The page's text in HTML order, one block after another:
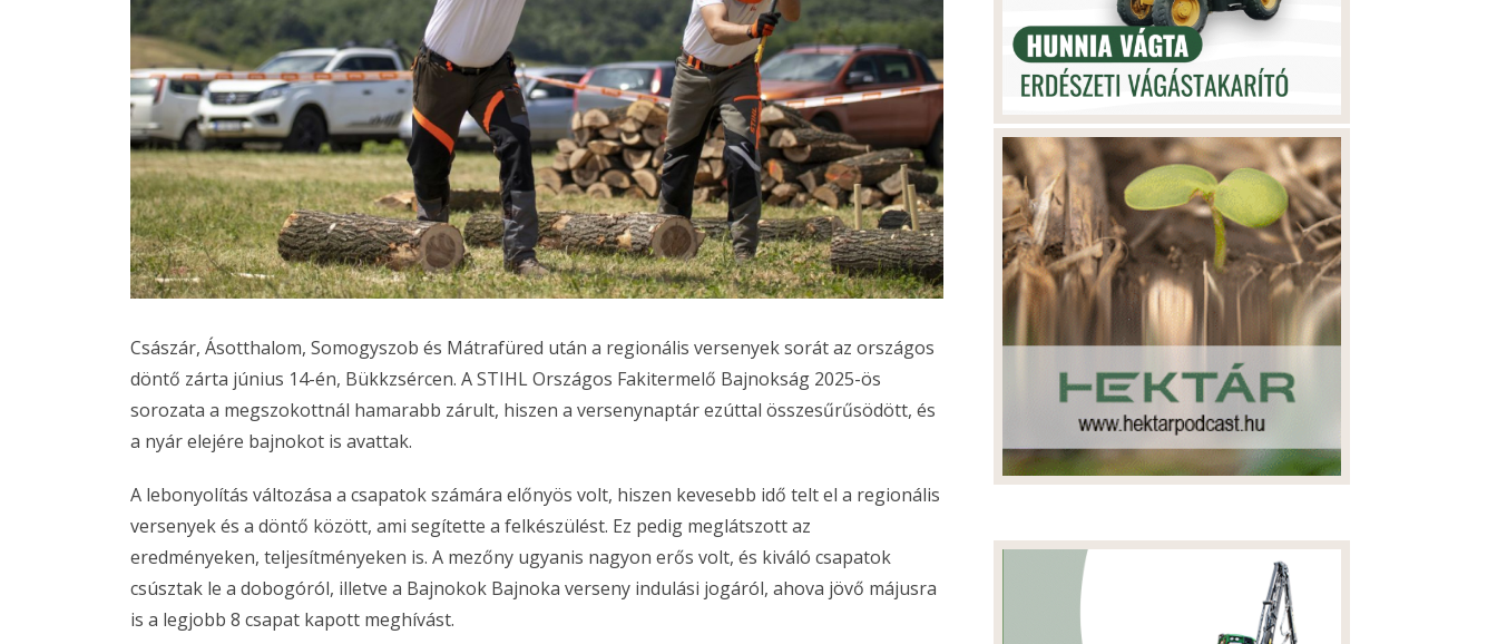
Császár, Ásotthalom, Somogyszob és Mátrafüred után a regionális versenyek sorát az országos
döntő zárta június 14-én, Bükkzsércen. A STIHL Országos Fakitermelő Bajnokság 2025-ös
sorozata a megszokottnál hamarabb zárult, hiszen a versenynaptár ezúttal összesűrűsödött, és
a nyár elejére bajnokot is avattak.
A lebonyolítás változása a csapatok számára előnyös volt, hiszen kevesebb idő telt el a regionális
versenyek és a döntő között, ami segítette a felkészülést. Ez pedig meglátszott az
eredményeken, teljesítményeken is. A mezőny ugyanis nagyon erős volt, és kiváló csapatok
csúsztak le a dobogóról, illetve a Bajnokok Bajnoka verseny indulási jogáról, ahova jövő májusra
is a legjobb 8 csapat kapott meghívást.